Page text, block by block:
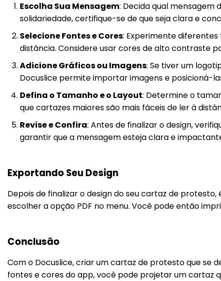
Escolha Sua Mensagem: Decida qual mensagem
solidariedade, certifique-se de que seja clara e
Selecione Fontes e Cores: Experimente
distância. Considere usar cores de alto contraste
Adicione Gráficos ou Imagens: Se tiver um
Docuslice permite importar imagens e posicioná-
Defina o Tamanho e o Layout: Determine o
que cartazes maiores são mais fáceis de ler à
Revise e Confira: Antes de finalizar o design,
garantir que a mensagem esteja clara e
Exportando Seu Design
Depois de finalizar o design do seu cartaz de
escolher a opção PDF no menu. Você pode então
Conclusão
Com o Docuslice, criar um cartaz de protesto que se
fontes e cores do app, você pode projetar um cartaz